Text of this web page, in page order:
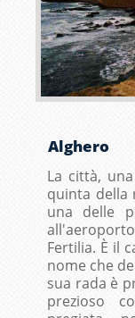
Alghero
La città,
quinta della
una delle
Fertilia. È il
nome che
sua rada è
prezioso